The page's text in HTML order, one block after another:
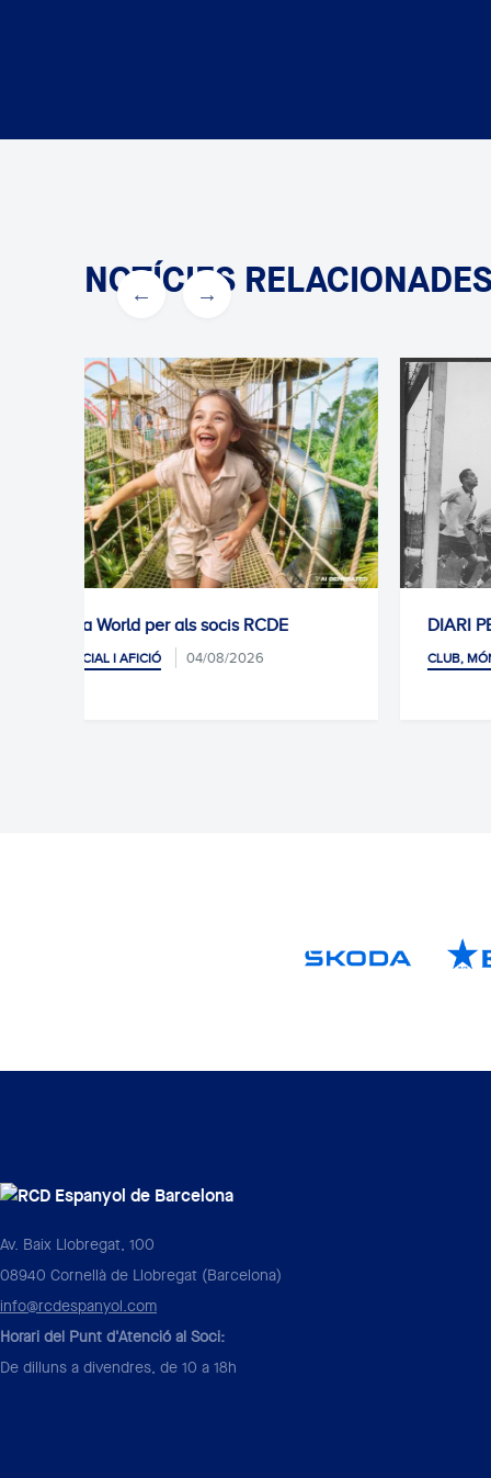
NOTÍCIES
DIARI PER AMÈRICA (1926-2026)
CLUB, MÓN SOCIAL I AFICIÓ
Av. Baix Llobregat, 100
08940 Cornellà de Llobregat (Barcelona)
info@rcdespanyol.com
Horari del Punt d'Atenció al Soci:
De dilluns a divendres, de 10 a 18h